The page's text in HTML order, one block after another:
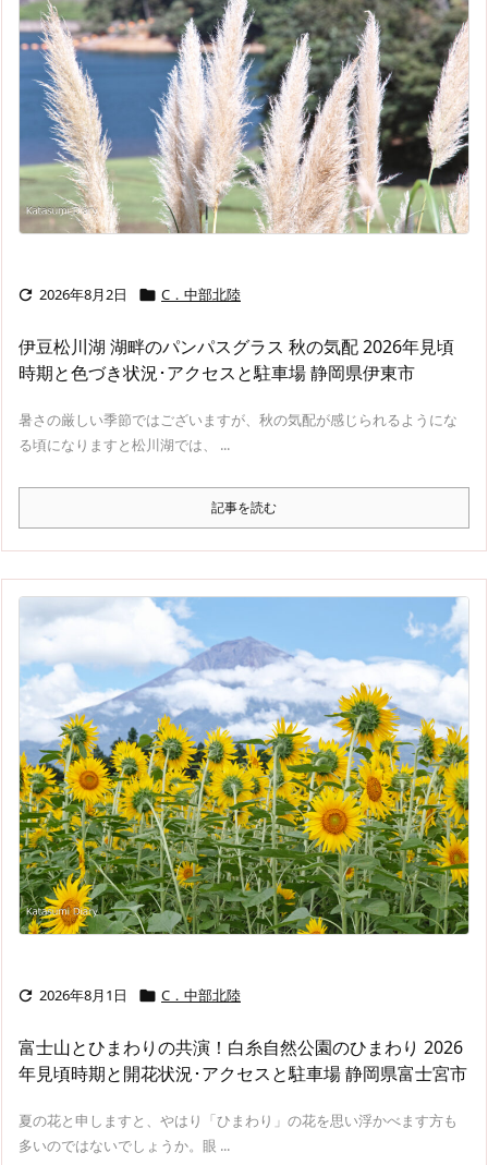
 2026年8月2日  C．中部北陸
伊豆松川湖 湖畔のパンパスグラス 秋の気配 2026年見頃
時期と色づき状況･アクセスと駐車場 静岡県伊東市
暑さの厳しい季節ではございますが、秋の気配が感じられるようにな
る頃になりますと松川湖では、 ...
記事を読む
 2026年8月1日  C．中部北陸
富士山とひまわりの共演！白糸自然公園のひまわり 2026
年見頃時期と開花状況･アクセスと駐車場 静岡県富士宮市
夏の花と申しますと、やはり「ひまわり」の花を思い浮かべます方も
多いのではないでしょうか。眼 ...